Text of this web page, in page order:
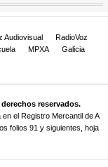
Audiovisual
RadioVoz
MPXA
Galicia
reservados.
el Registro Mercantil de A
folios 91 y siguientes, hoja